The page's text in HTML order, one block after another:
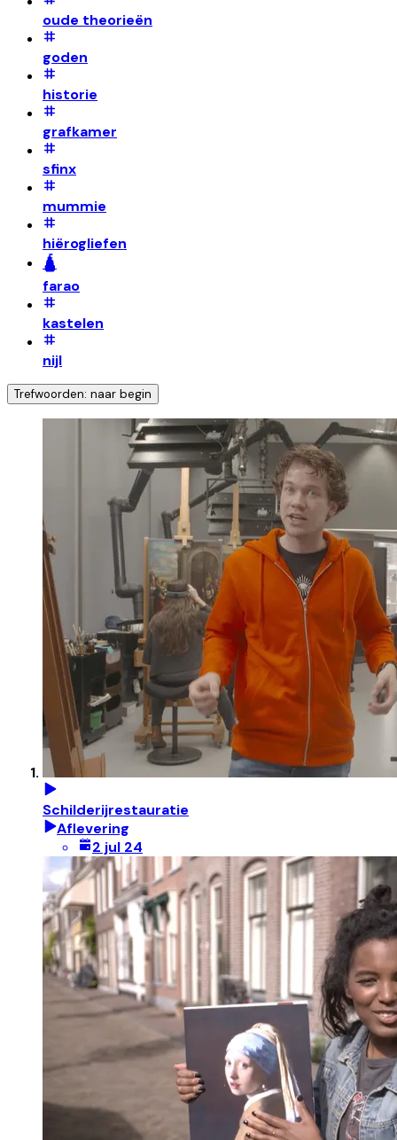
oude theorieën
goden
historie
grafkamer
sfinx
mummie
hiërogliefen
🛕
farao
kastelen
nijl
Trefwoorden: naar begin
Schilderijrestauratie
Aflevering
2 jul 24